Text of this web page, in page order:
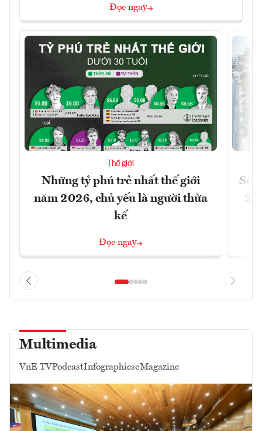
Đọc ngay
Thế giới
Những tỷ phú trẻ nhất thế giới
năm 2026, chủ yếu là người thừa
kế
Đọc ngay
Số
Multimedia
VnE TVPodcastInfographicseMagazine